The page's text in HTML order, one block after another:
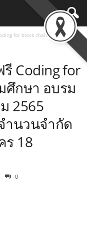
for block chain ระดับ
Coding for
ศึกษา อบรม
2565
ำนวนจำกัด
ร 18
0